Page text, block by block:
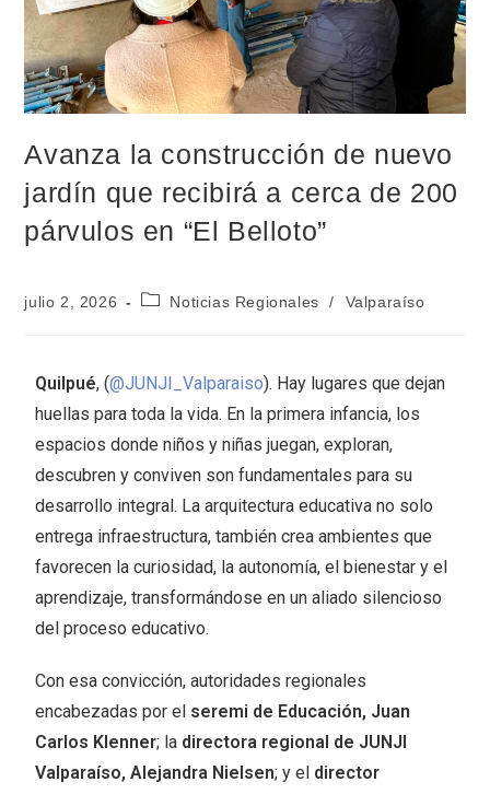
Avanza la construcción de nuevo
jardín que recibirá a cerca de 200
párvulos en “El Belloto”
julio 2, 2026 Noticias Regionales / Valparaíso
Quilpué, (@JUNJI_Valparaiso). Hay lugares que dejan
huellas para toda la vida. En la primera infancia, los
espacios donde niños y niñas juegan, exploran,
descubren y conviven son fundamentales para su
desarrollo integral. La arquitectura educativa no solo
entrega infraestructura, también crea ambientes que
favorecen la curiosidad, la autonomía, el bienestar y el
aprendizaje, transformándose en un aliado silencioso
del proceso educativo.
Con esa convicción, autoridades regionales
encabezadas por el seremi de Educación, Juan
Carlos Klenner; la directora regional de JUNJI
Valparaíso, Alejandra Nielsen; y el director